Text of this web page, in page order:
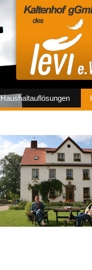
Haushaltauflösungen